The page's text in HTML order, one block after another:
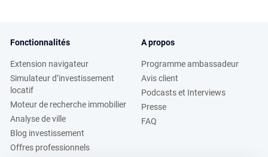
Fonctionnalités
Extension navigateur
Simulateur d’investissement
locatif
Moteur de recherche immobilier
Analyse de ville
Blog investissement
Offres professionnels
A propos
Programme ambassadeur
Avis client
Podcasts et Interviews
Presse
FAQ